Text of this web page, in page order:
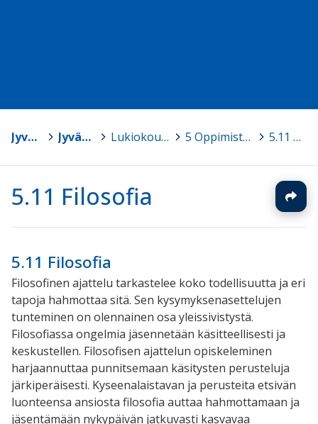
Jyväskylän yliopisto Jyväskylän normaalikoulu > Lukiokoulutuksen opetussuunnitelma 2016 5 Oppimistavoitteet ja opetuksen keskeiset sisällöt 5.11 Filosofia
5.11 Filosofia
5.11 Filosofia
Filosofinen ajattelu tarkastelee koko todellisuutta ja eri
tapoja hahmottaa sitä. Sen kysymyksenasettelujen
tunteminen on olennainen osa yleissivistystä.
Filosofiassa ongelmia jäsennetään käsitteellisesti ja
keskustellen. Filosofisen ajattelun opiskeleminen
harjaannuttaa punnitsemaan käsitysten perusteluja
järkiperäisesti. Kyseenalaistavan ja perusteita etsivän
luonteensa ansiosta filosofia auttaa hahmottamaan ja
jäsentämään nykypäivän jatkuvasti kasvavaa